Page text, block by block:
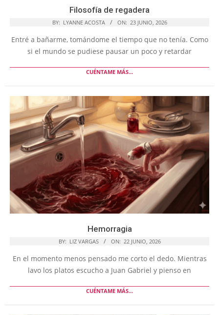
Filosofía de regadera
BY: LYANNE ACOSTA ON: 23 JUNIO, 2026
Entré a bañarme, tomándome el tiempo que no tenía. Como
si el mundo se pudiese pausar un poco y retardar
CUÉNTAME MÁS...
Hemorragia
BY: LIZ VARGAS ON: 22 JUNIO, 2026
En el momento menos pensado me corto el dedo. Mientras
lavo los platos escucho a Juan Gabriel y pienso en
CUÉNTAME MÁS...